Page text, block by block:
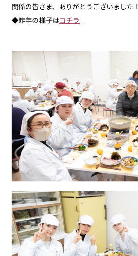
関係の皆さま、ありがとうございました！
◆昨年の様子はコチラ